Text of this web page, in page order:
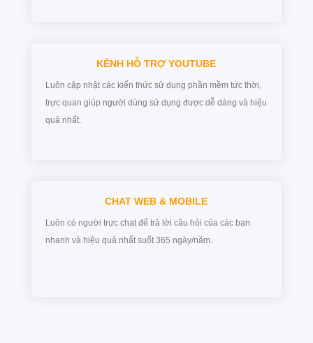
KÊNH HỖ TRỢ YOUTUBE
Luôn cập nhật các kiến thức sử dụng phần mềm tức thời,
trực quan giúp người dùng sử dụng được dễ dàng và hiệu
quả nhất.
CHAT WEB & MOBILE
Luôn có người trực chat để trả lời câu hỏi của các bạn
nhanh và hiệu quả nhất suốt 365 ngày/năm.